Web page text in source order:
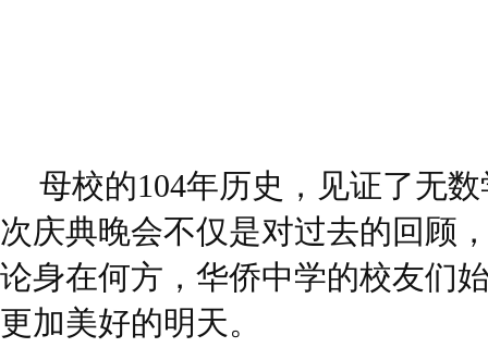
母校的104年历史，见证了无
次庆典晚会不仅是对过去的回顾
论身在何方，华侨中学的校友们
更加美好的明天。